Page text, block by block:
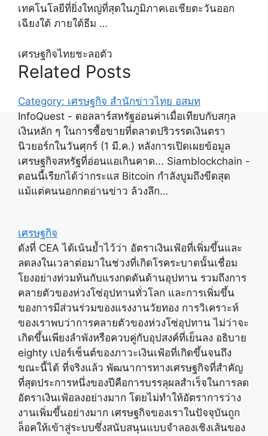
เทคโนโลยีที่ยิ่งใหญ่ที่สุดในภูมิภาคเอเชียตะวันออก
เฉียงใต้ ภายใต้ธีม …
เศรษฐกิจไทยชะลอตัว
Related Posts
Category: เศรษฐกิจ สำนักข่าวไทย อสมท
InfoQuest - ดอลลาร์สหรัฐอ่อนค่าเมื่อเทียบกับสกุล
เงินหลัก ๆ ในการซื้อขายที่ตลาดปริวรรตเงินตรา
นิวยอร์กในวันศุกร์ (1 มี.ค.) หลังการเปิดเผยข้อมูล
เศรษฐกิจสหรัฐที่อ่อนแอเกินคาด... Siamblockchain -
ตอนนี้เรียกได้ว่ากระแส Bitcoin กำลังบูมถึงขีดสุด
แม้แต่คนนอกกดอ่านข่าว ล้วงลึก…
เศรษฐกิจ
ดังที่ CEA ได้เน้นย้ำไว้ว่า อัตราเงินเฟ้อที่เพิ่มขึ้นและ
ลดลงในเวลาต่อมาในช่วงที่เกิดโรคระบาดนั้นเชื่อม
โยงอย่างท่วมท้นกับแรงกดดันด้านอุปทาน รวมถึงการ
คลายตัวของห่วงโซ่อุปทานทั่วโลก และการเพิ่มขึ้น
ของการมีส่วนร่วมของแรงงานวัยทอง การวิเคราะห์
ของเราพบว่าการคลายตัวของห่วงโซ่อุปทาน ไม่ว่าจะ
เกิดขึ้นเพียงลำพังหรือควบคู่กับอุปสงค์ที่เย็นลง อธิบาย
eighty เปอร์เซ็นต์ของภาวะเงินเฟ้อที่เกิดขึ้นจนถึง
ขณะนี้ได้ ที่จริงแล้ว พัฒนาการทางเศรษฐกิจที่สำคัญ
ที่สุดประการหนึ่งของปีคือการบรรลุผลสำเร็จในการลด
อัตราเงินเฟ้อลงอย่างมาก โดยไม่ทำให้อัตราการว่าง
งานเพิ่มขึ้นอย่างมาก เศรษฐกิจของเราในปัจจุบันถูก
ล็อคให้เข้าสู่ระบบซึ่งสนับสนุนแบบจำลองเชิงเส้นของ